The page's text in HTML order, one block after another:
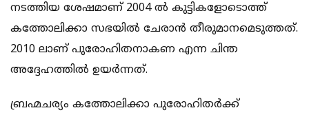
നടത്തിയ ശേഷമാണ് 2004 ല്‍ കുട്ടികളോടൊത്ത്
കത്തോലിക്കാ സഭയില്‍ ചേരാന്‍ തീരുമാനമെടുത്തത്.
2010 ലാണ് പുരോഹിതനാകണ എന്ന ചിന്ത
അദ്ദേഹത്തില്‍ ഉയര്‍ന്നത്.
ബ്രഹ്മചര്യം കത്തോലിക്കാ പുരോഹിതര്‍ക്ക്